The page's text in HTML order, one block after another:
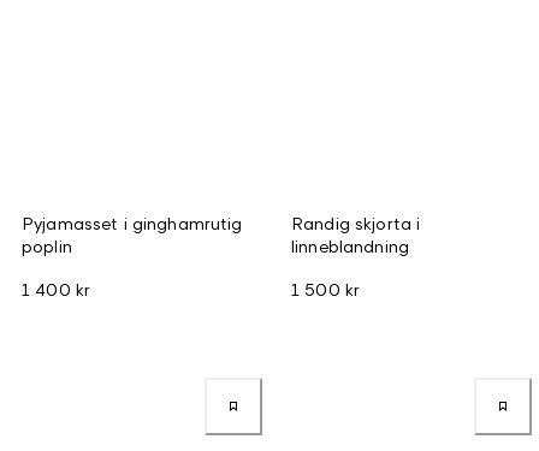
Pyjamasset i ginghamrutig
poplin
1 400 kr
Randig skjorta i
linneblandning
1 500 kr